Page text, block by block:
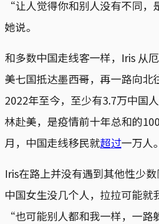
“让人觉得你和别人没有不同，
她说。
和多数中国走线客一样，Iris 从
美七国抵达墨西哥，再一路向北
2022年至今，至少有3.7万中国
林赴美，是疫情前十年总和的
月，中国走线移民就超过一万人。
Iris在路上并没有遇到其他性少
中国女生没几个人，拉拉可能就
“也可能别人都和我一样，一路